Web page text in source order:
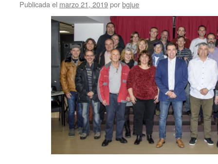
Publicada el marzo 21, 2019porbgjue